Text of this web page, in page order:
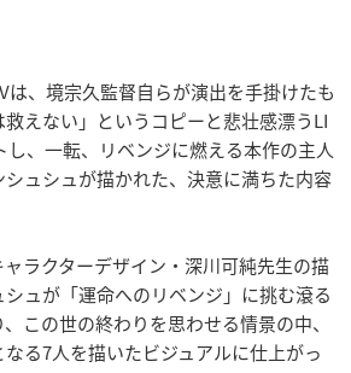
は、境宗久監督自らが演出を手掛けたも
えない」というコピーと悲壮感漂うLI
し、一転、リベンジに燃える本作の主人
ュシュが描かれた、決意に満ちた内容
ラクターデザイン・深川可純先生の描
ュが「運命へのリベンジ」に挑む滾る
この世の終わりを思わせる情景の中、
る7人を描いたビジュアルに仕上がっ